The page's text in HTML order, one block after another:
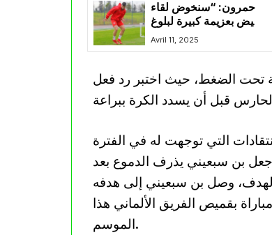
حمرون: “سنخوض لقاء
البيض بعزيمة كبيرة لبلوغ
النهائي”
Avril 11, 2025
تحت الضغط، حيث اختبر رد فعل
التي توجهت له في الفترة
بن سبعيني يذرف الدموع بعد
الهدف، وصل بن سبعيني إلى هدفه
الثاني في دوري أبطال أوروبا ومساهمته السابعة في 25 مباراة بقميص الفريق الألماني هذا
الموسم.